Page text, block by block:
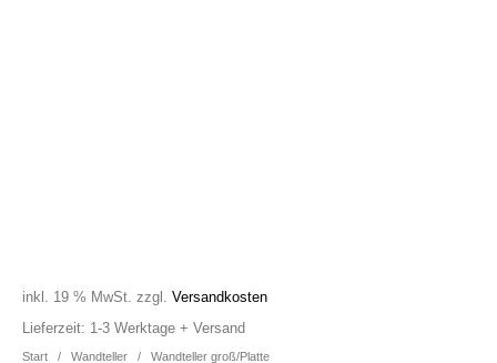
Start / Wandteller / Wandteller groß/Platte
inkl. 19 % MwSt. zzgl.Versandkosten
Lieferzeit: 1-3 Werktage + Versand